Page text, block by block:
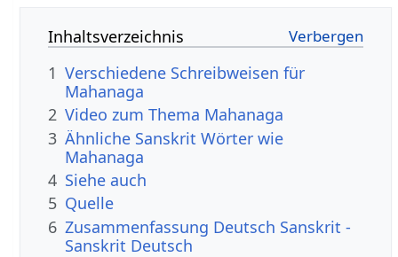
Inhaltsverzeichnis
1 Verschiedene Schreibweisen für
Mahanaga
2 Video zum Thema Mahanaga
3 Ähnliche Sanskrit Wörter wie
Mahanaga
4 Siehe auch
5 Quelle
6 Zusammenfassung Deutsch Sanskrit -
Sanskrit Deutsch